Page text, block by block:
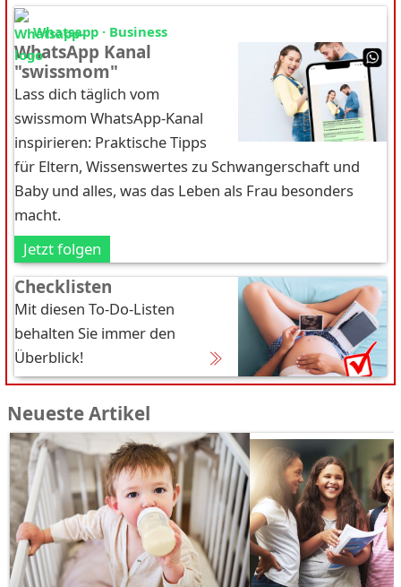
Whatsapp · Business
WhatsApp Kanal
"swissmom"
Lass dich täglich vom
swissmom WhatsApp-Kanal
inspirieren: Praktische Tipps
für Eltern, Wissenswertes zu Schwangerschaft und
Baby und alles, was das Leben als Frau besonders
macht.
Jetzt folgen
Checklisten
Mit diesen To-Do-Listen
behalten Sie immer den
Überblick!
Neueste Artikel